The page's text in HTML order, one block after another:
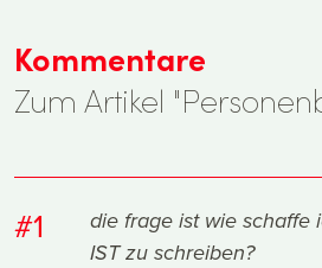
Kommentare
Zum Artikel
#1
die frage ist wie schaffe
IST zu schreiben?